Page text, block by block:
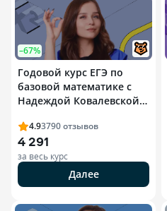
–67%
Годовой курс ЕГЭ по
базовой математике с
Надеждой Ковалевской
4.93790отзывов
4 291
за весь курс
Далее